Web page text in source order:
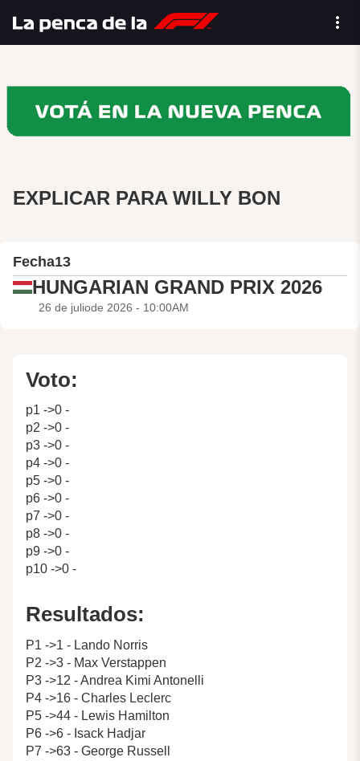
EXPLICAR PARA WILLY BON
Fecha13
HUNGARIAN GRAND PRIX 2026
26 de juliode 2026 - 10:00AM
Voto:
p1 ->0 -
p2 ->0 -
p3 ->0 -
p4 ->0 -
p5 ->0 -
p6 ->0 -
p7 ->0 -
p8 ->0 -
p9 ->0 -
p10 ->0 -
Resultados:
P1 ->1 - Lando Norris
P2 ->3 - Max Verstappen
P3 ->12 - Andrea Kimi Antonelli
P4 ->16 - Charles Leclerc
P5 ->44 - Lewis Hamilton
P6 ->6 - Isack Hadjar
P7 ->63 - George Russell